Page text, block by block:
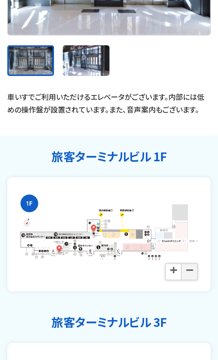
車いすでご利用いただけるエレベータがございます。内部には低
めの操作盤が設置されています。また、音声案内もございます。
旅客ターミナルビル 1F
+ −
旅客ターミナルビル 3F